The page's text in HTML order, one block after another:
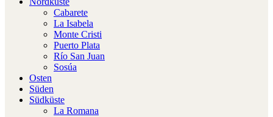
Cabarete
La Isabela
Monte Cristi
Puerto Plata
Río San Juan
Sosúa
Osten
Süden
Südküste
La Romana